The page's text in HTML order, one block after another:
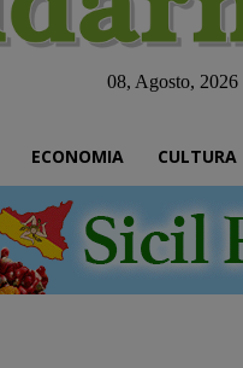
08, Agosto, 2026
ECONOMIA CULTURA